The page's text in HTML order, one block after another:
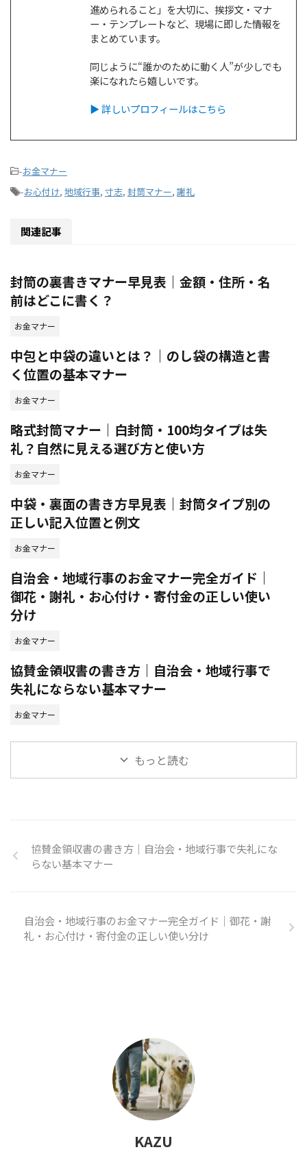
進められること」を大切に、挨拶文・マナ
ー・テンプレートなど、現場に即した情報を
まとめています。
同じように“誰かのために動く人”が少しでも
楽になれたら嬉しいです。
▶ 詳しいプロフィールはこちら
-お金マナー
-お心付け, 地域行事, 寸志, 封筒マナー, 謝礼
関連記事
封筒の裏書きマナー早見表｜金額・住所・名
前はどこに書く？
お金マナー
中包と中袋の違いとは？｜のし袋の構造と書
く位置の基本マナー
お金マナー
略式封筒マナー｜白封筒・100均タイプは失
礼？自然に見える選び方と使い方
お金マナー
中袋・裏面の書き方早見表｜封筒タイプ別の
正しい記入位置と例文
お金マナー
自治会・地域行事のお金マナー完全ガイド｜
御花・謝礼・お心付け・寄付金の正しい使い
分け
お金マナー
協賛金領収書の書き方｜自治会・地域行事で
失礼にならない基本マナー
お金マナー
もっと読む
協賛金領収書の書き方｜自治会・地域行事で失礼にな
らない基本マナー
自治会・地域行事のお金マナー完全ガイド｜御花・謝
礼・お心付け・寄付金の正しい使い分け
KAZU